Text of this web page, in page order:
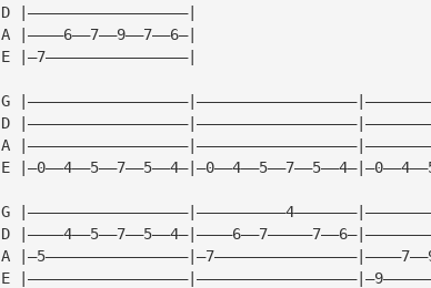
D |——————————————————|
A |————6——7——9——7——6—|
E |—7————————————————|
G
D
A
E
G
D
A
E